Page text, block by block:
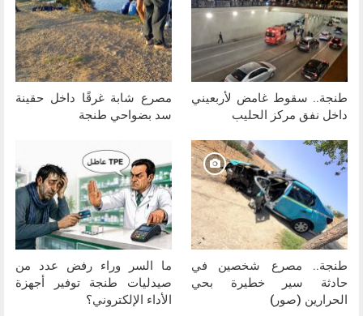
طنجة.. سقوط غامض لأربعيني
داخل نفق مركز الحليب
مصرع شابة غرقًا داخل حقينة
سد بضواحي طنجة
طنجة.. مصرع شخصين في
حادثة سير خطيرة بحي
الحرارين (صور)
ما السر وراء رفض عدد من
صيدليات طنجة توفير أجهزة
الأداء الإلكتروني؟